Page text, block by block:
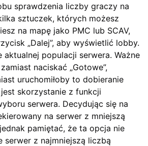
sprawdzenia liczby graczy na
sztuczek, których możesz
na mapę jako PMC lub SCAV,
„Dalej”, aby wyświetlić lobby.
aktualnej populacji serwera. Ważne
naciskać „Gotowe”,
uruchomiłoby to dobieranie
skorzystanie z funkcji
serwera. Decydując się na
na serwer z mniejszą
pamiętać, że ta opcja nie
serwer z najmniejszą liczbą